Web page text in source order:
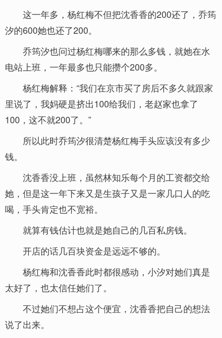
这一年多，杨红梅不但把沈香香的200还了，乔筠
汐的600她也还了200。
乔筠汐也问过杨红梅哪来的那么多钱，就她在水
电站上班，一年最多也只能攒个200多。
杨红梅解释：“我们在京市买了房后不多久就跟家
里说了，我妈硬是挤出100给我们，老赵家也拿了
100，这不就200了。”
所以此时乔筠汐很清楚杨红梅手头应该没有多少
钱。
沈香香没上班，虽然林知乐每个月的工资都交给
她，但是这一年下来又是生孩子又是一家几口人的吃
喝，手头肯定也不宽裕。
就算有钱估计也就是她自己的几百私房钱。
开店的话几百块资金是远远不够的。
杨红梅和沈香香此时都很感动，小汐对她们真是
太好了，也太信任她们了。
不过她们不想占这个便宜，沈香香把自己的想法
说了出来。